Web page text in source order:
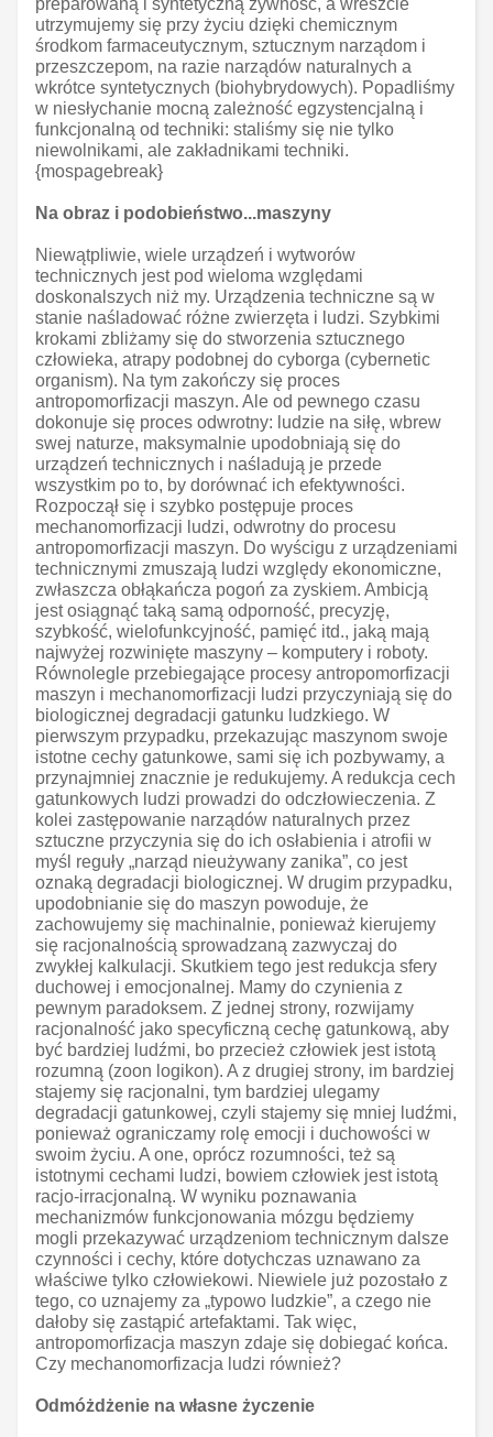
preparowaną i syntetyczną żywność, a wreszcie
utrzymujemy się przy życiu dzięki chemicznym
środkom farmaceutycznym, sztucznym narządom i
przeszczepom, na razie narządów naturalnych a
wkrótce syntetycznych (biohybrydowych). Popadliśmy
w niesłychanie mocną zależność egzystencjalną i
funkcjonalną od techniki: staliśmy się nie tylko
niewolnikami, ale zakładnikami techniki.
{mospagebreak}
Na obraz i podobieństwo...maszyny
Niewątpliwie, wiele urządzeń i wytworów
technicznych jest pod wieloma względami
doskonalszych niż my. Urządzenia techniczne są w
stanie naśladować różne zwierzęta i ludzi. Szybkimi
krokami zbliżamy się do stworzenia sztucznego
człowieka, atrapy podobnej do cyborga (cybernetic
organism). Na tym zakończy się proces
antropomorfizacji maszyn. Ale od pewnego czasu
dokonuje się proces odwrotny: ludzie na siłę, wbrew
swej naturze, maksymalnie upodobniają się do
urządzeń technicznych i naśladują je przede
wszystkim po to, by dorównać ich efektywności.
Rozpoczął się i szybko postępuje proces
mechanomorfizacji ludzi, odwrotny do procesu
antropomorfizacji maszyn. Do wyścigu z urządzeniami
technicznymi zmuszają ludzi względy ekonomiczne,
zwłaszcza obłąkańcza pogoń za zyskiem. Ambicją
jest osiągnąć taką samą odporność, precyzję,
szybkość, wielofunkcyjność, pamięć itd., jaką mają
najwyżej rozwinięte maszyny – komputery i roboty.
Równolegle przebiegające procesy antropomorfizacji
maszyn i mechanomorfizacji ludzi przyczyniają się do
biologicznej degradacji gatunku ludzkiego. W
pierwszym przypadku, przekazując maszynom swoje
istotne cechy gatunkowe, sami się ich pozbywamy, a
przynajmniej znacznie je redukujemy. A redukcja cech
gatunkowych ludzi prowadzi do odczłowieczenia. Z
kolei zastępowanie narządów naturalnych przez
sztuczne przyczynia się do ich osłabienia i atrofii w
myśl reguły „narząd nieużywany zanika”, co jest
oznaką degradacji biologicznej. W drugim przypadku,
upodobnianie się do maszyn powoduje, że
zachowujemy się machinalnie, ponieważ kierujemy
się racjonalnością sprowadzaną zazwyczaj do
zwykłej kalkulacji. Skutkiem tego jest redukcja sfery
duchowej i emocjonalnej. Mamy do czynienia z
pewnym paradoksem. Z jednej strony, rozwijamy
racjonalność jako specyficzną cechę gatunkową, aby
być bardziej ludźmi, bo przecież człowiek jest istotą
rozumną (zoon logikon). A z drugiej strony, im bardziej
stajemy się racjonalni, tym bardziej ulegamy
degradacji gatunkowej, czyli stajemy się mniej ludźmi,
ponieważ ograniczamy rolę emocji i duchowości w
swoim życiu. A one, oprócz rozumności, też są
istotnymi cechami ludzi, bowiem człowiek jest istotą
racjo-irracjonalną. W wyniku poznawania
mechanizmów funkcjonowania mózgu będziemy
mogli przekazywać urządzeniom technicznym dalsze
czynności i cechy, które dotychczas uznawano za
właściwe tylko człowiekowi. Niewiele już pozostało z
tego, co uznajemy za „typowo ludzkie”, a czego nie
dałoby się zastąpić artefaktami. Tak więc,
antropomorfizacja maszyn zdaje się dobiegać końca.
Czy mechanomorfizacja ludzi również?
Odmóżdżenie na własne życzenie